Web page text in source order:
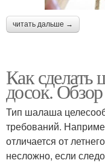
читать дальше →
Как сделать
досок.
Тип шалаша
требований.
отличается от
несложно, если